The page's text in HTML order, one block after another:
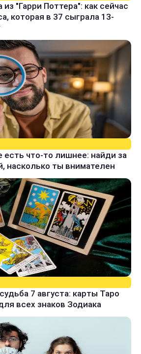
"Гарри Поттера": как сейчас
которая в 37 сыграла 13-
есть что-то лишнее: найди за
насколько ты внимателен
7 августа: карты Таро
всех знаков Зодиака